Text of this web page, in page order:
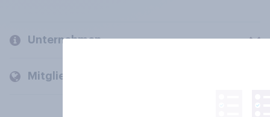
Unternehmen
Mitglieder und Kunden